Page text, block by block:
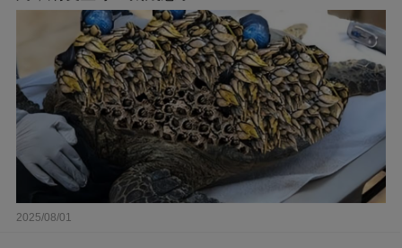
2025/08/01